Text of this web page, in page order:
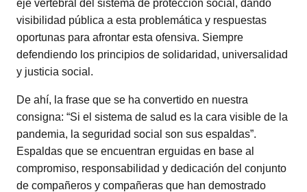
eje vertebral del sistema de protección social, dando
visibilidad pública a esta problemática y respuestas
oportunas para afrontar esta ofensiva. Siempre
defendiendo los principios de solidaridad, universalidad
y justicia social.
De ahí, la frase que se ha convertido en nuestra
consigna: “Si el sistema de salud es la cara visible de la
pandemia, la seguridad social son sus espaldas”.
Espaldas que se encuentran erguidas en base al
compromiso, responsabilidad y dedicación del conjunto
de compañeros y compañeras que han demostrado